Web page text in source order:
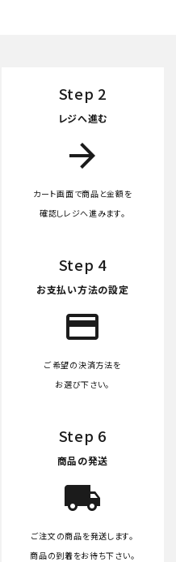
Step 2
レジへ進む
arrow_forward
カート画面で商品と金額を
確認しレジへ進みます。
Step 4
お支払い方法の設定
credit_card
ご希望の決済方法を
お選び下さい。
Step 6
商品の発送
local_shipping
ご注文の商品を発送します。
商品の到着をお待ち下さい。